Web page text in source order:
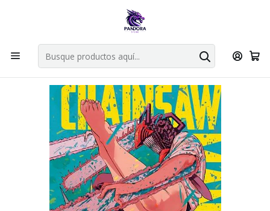
Por compras en cartas singles superiores a 49.990 el envio es
Explorar singles
Inicio Mangas Tankobon Chainsaw Man 08